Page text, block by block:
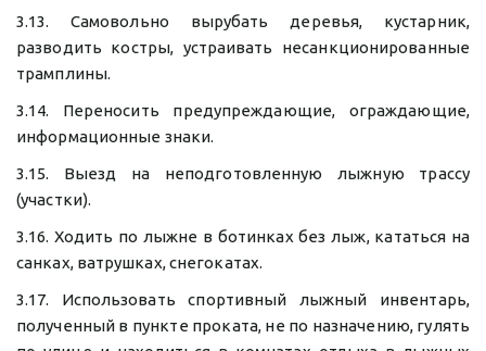
3.13. Самовольно вырубать деревья, кустарник,
разводить костры, устраивать несанкционированные
трамплины.
3.14. Переносить предупреждающие, ограждающие,
информационные знаки.
3.15. Выезд на неподготовленную лыжную трассу
(участки).
3.16. Ходить по лыжне в ботинках без лыж, кататься на
санках, ватрушках, снегокатах.
3.17. Использовать спортивный лыжный инвентарь,
полученный в пункте проката, не по назначению, гулять